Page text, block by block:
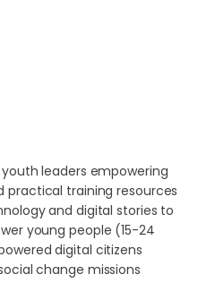
youth leaders empowering
practical training resources
and digital stories to
young people (15-24
digital citizens
change missions